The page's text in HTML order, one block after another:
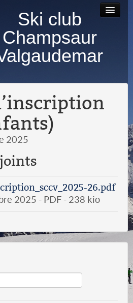
Ski club
Champsaur
Contact
photos
2025
26.pdf
2025 - PDF - 238 kio